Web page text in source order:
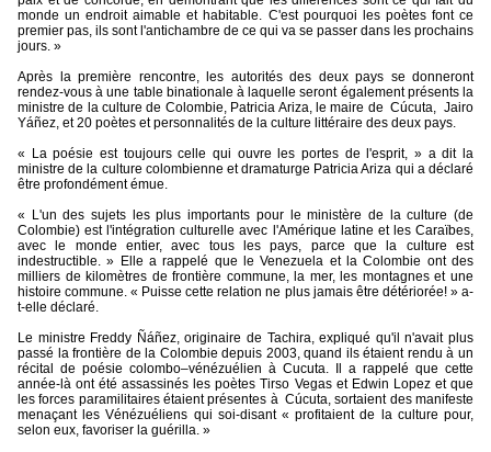
monde un endroit aimable et habitable. C'est pourquoi les poètes font ce
premier pas, ils sont l'antichambre de ce qui va se passer dans les prochains
jours. »
Après la première rencontre, les autorités des deux pays se donneront
rendez-vous à une table binationale à laquelle seront également présents la
ministre de la culture de Colombie, Patricia Ariza, le maire de Cúcuta, Jairo
Yáñez, et 20 poètes et personnalités de la culture littéraire des deux pays.
« La poésie est toujours celle qui ouvre les portes de l'esprit, » a dit la
ministre de la culture colombienne et dramaturge Patricia Ariza qui a déclaré
être profondément émue.
« L'un des sujets les plus importants pour le ministère de la culture (de
Colombie) est l'intégration culturelle avec l'Amérique latine et les Caraïbes,
avec le monde entier, avec tous les pays, parce que la culture est
indestructible. » Elle a rappelé que le Venezuela et la Colombie ont des
milliers de kilomètres de frontière commune, la mer, les montagnes et une
histoire commune. « Puisse cette relation ne plus jamais être détériorée! » a-
t-elle déclaré.
Le ministre Freddy Ñáñez, originaire de Tachira, expliqué qu'il n'avait plus
passé la frontière de la Colombie depuis 2003, quand ils étaient rendu à un
récital de poésie colombo–vénézuélien à Cucuta. Il a rappelé que cette
année-là ont été assassinés les poètes Tirso Vegas et Edwin Lopez et que
les forces paramilitaires étaient présentes à Cúcuta, sortaient des manifeste
menaçant les Vénézuéliens qui soi-disant « profitaient de la culture pour,
selon eux, favoriser la guérilla. »